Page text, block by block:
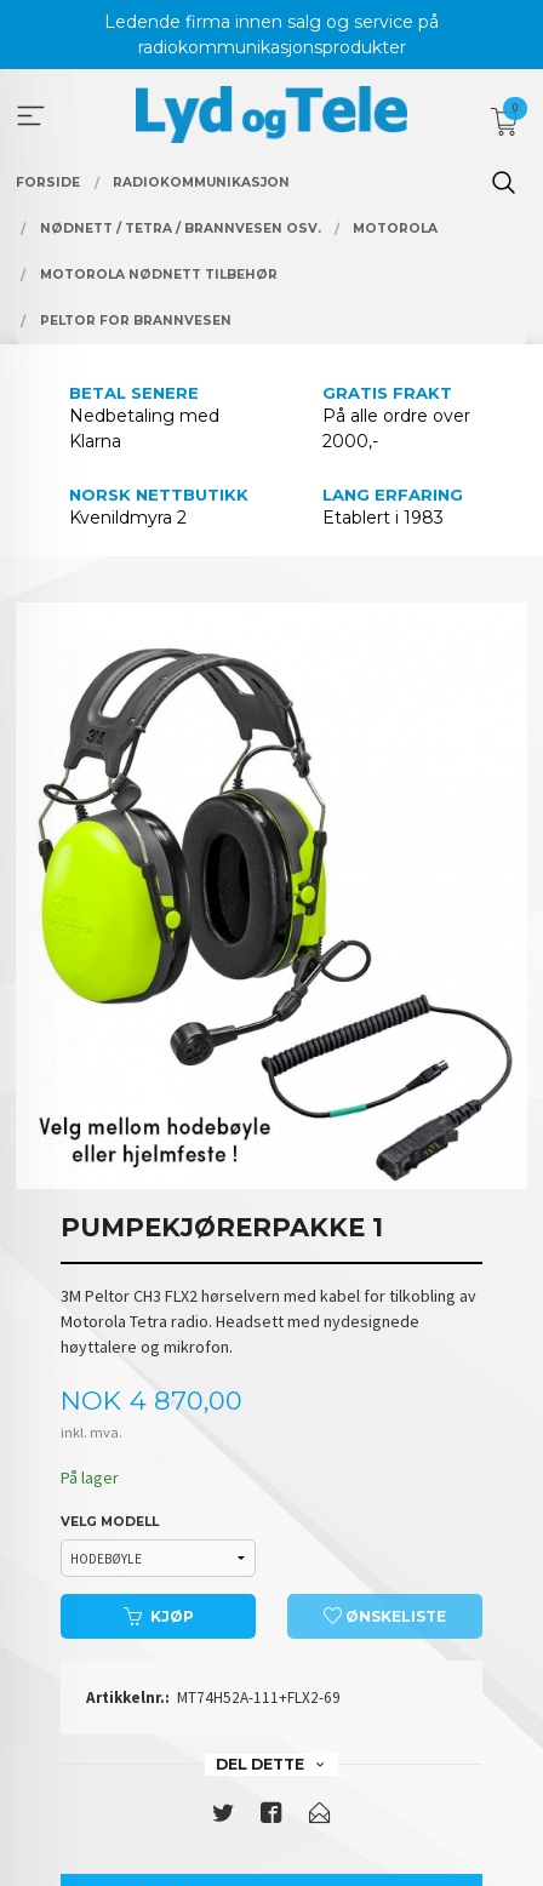
Ledende firma innen salg og service på
radiokommunikasjonsprodukter
0
FORSIDE RADIOKOMMUNIKASJON
NØDNETT / TETRA / BRANNVESEN OSV. MOTOROLA
MOTOROLA NØDNETT TILBEHØR
PELTOR FOR BRANNVESEN
BETAL SENERE
Nedbetaling med
Klarna
GRATIS FRAKT
På alle ordre over
2000,-
NORSK NETTBUTIKK
Kvenildmyra 2
LANG ERFARING
Etablert i 1983
PUMPEKJØRERPAKKE 1
3M Peltor CH3 FLX2 hørselvern med kabel for tilkobling av
Motorola Tetra radio. Headsett med nydesignede
høyttalere og mikrofon.
Pris
NOK 4 870,00
inkl. mva.
På lager
VELG MODELL
KJØP ØNSKELISTE
Artikkelnr.: MT74H52A-111+FLX2-69
DEL DETTE